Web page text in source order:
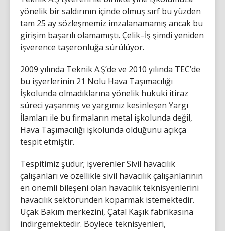
yönelik bir saldırının içinde olmuş sırf bu yüzden
tam 25 ay sözleşmemiz imzalanamamış ancak bu
girişim başarılı olamamıştı. Çelik–İş şimdi yeniden
işverence taşeronluğa sürülüyor.
2009 yılında Teknik A.Ş’de ve 2010 yılında TEC’de
bu işyerlerinin 21 Nolu Hava Taşımacılığı
İşkolunda olmadıklarına yönelik hukuki itiraz
süreci yaşanmış ve yargımız kesinleşen Yargı
İlamları ile bu firmaların metal işkolunda değil,
Hava Taşımacılığı işkolunda olduğunu açıkça
tespit etmiştir.
Tespitimiz şudur; işverenler Sivil havacılık
çalışanları ve özellikle sivil havacılık çalışanlarının
en önemli bileşeni olan havacılık teknisyenlerini
havacılık sektöründen koparmak istemektedir.
Uçak Bakım merkezini, Çatal Kaşık fabrikasına
indirgemektedir. Böylece teknisyenleri,